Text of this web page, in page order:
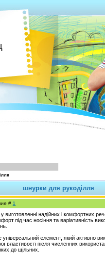
шнурки для рукоділля
# 1
виготовленні надійних і комфортних
під час носіння та варіативність
універсальний елемент, який активно
властивості після численних
до щільних.